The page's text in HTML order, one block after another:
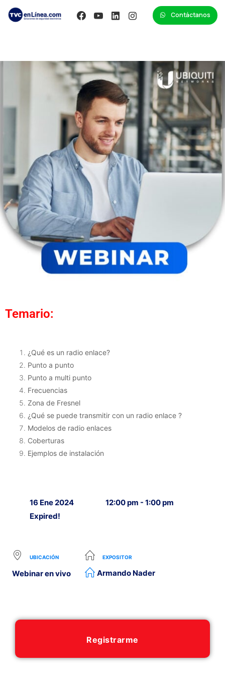
Contáctanos
Temario:
¿Qué es un radio enlace?
Punto a punto
Punto a multi punto
Frecuencias
Zona de Fresnel
¿Qué se puede transmitir con un radio enlace ?
Modelos de radio enlaces
Coberturas
Ejemplos de instalación
16 Ene 2024
Expired!
12:00 pm - 1:00 pm
UBICACIÓN
Webinar en vivo
EXPOSITOR
Armando Nader
Registrarme